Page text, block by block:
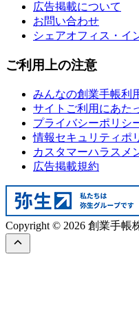
広告掲載について
お問い合わせ
シェアオフィス・イ
ご利用上の注意
みんなの創業手帳利
サイトご利用にあた
プライバシーポリシ
情報セキュリティポ
カスタマーハラスメ
広告掲載規約
Copyright © 2026 創業手帳